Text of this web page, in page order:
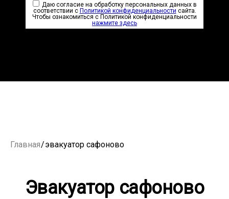
Даю согласие на обработку персональных данных в
соответствии с Политикой конфиденциальности сайта.
Чтобы ознакомиться с Политикой конфиденциальности
нажмите здесь
Главная/эвакуатор сафоново
Эвакуатор сафоново